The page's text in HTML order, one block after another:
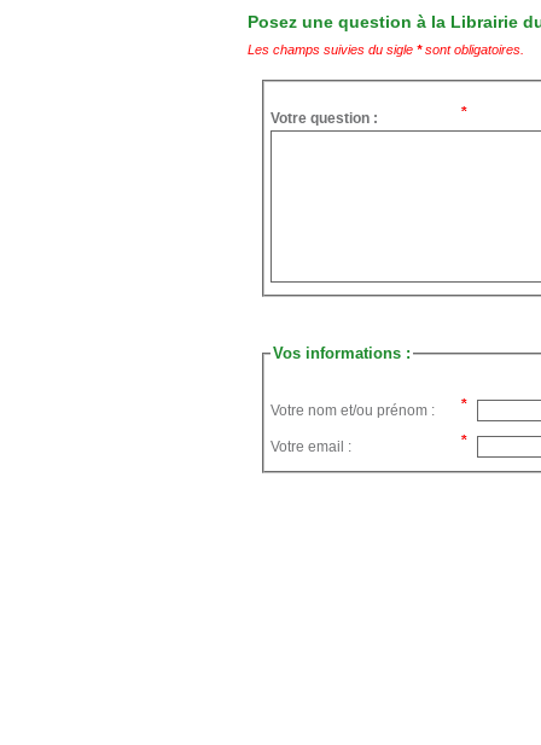
Posez une question à la Librairie
Les champs suivies du sigle *sont obligatoires.
Votre question :
Vos informations :
Votre nom et/ou prénom :
Votre email :